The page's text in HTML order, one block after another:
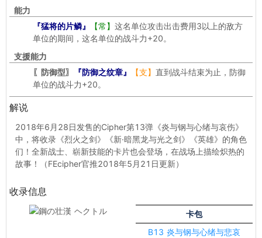
能力
『猛将的片鳞』
【常】 这名单位攻击出击费用3以上的敌方
单位的期间，这名单位的战斗力+20。
支援能力
〖防御型〗
『防御之纹章』 【支】 直到战斗结束为止，防御
单位的战斗力+20。
解说
2018年6月28日发售的Cipher第13弹《炎与钢与心绪与哀伤》
中，将收录《烈火之剑》《新·暗黑龙与光之剑》《英雄》的角色
们！全新战士、崭新技能的卡片也会登场，在战场上描绘炽热的
故事！（FEcipher官推2018年5月21日更新）
收录信息
卡包
B13 炎与钢与心绪与悲哀